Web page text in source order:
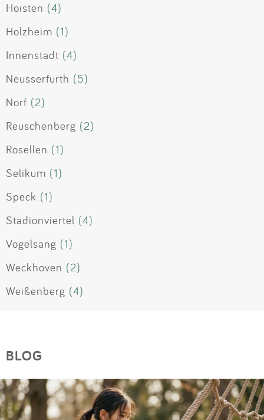
Hoisten (4)
Holzheim (1)
Innenstadt (4)
Neusserfurth (5)
Norf (2)
Reuschenberg (2)
Rosellen (1)
Selikum (1)
Speck (1)
Stadionviertel (4)
Vogelsang (1)
Weckhoven (2)
Weißenberg (4)
BLOG